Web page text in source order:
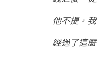
他不提，
經過了這